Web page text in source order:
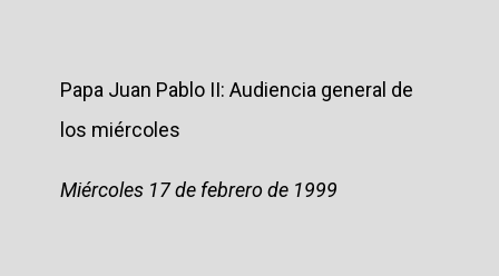
Papa Juan Pablo II: Audiencia general de
los miércoles
Miércoles 17 de febrero de 1999